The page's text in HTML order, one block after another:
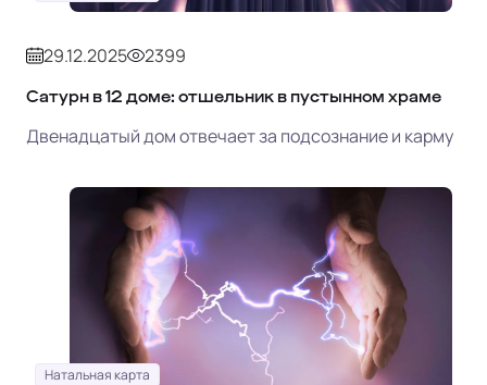
29.12.2025 2399
Сатурн в 12 доме: отшельник в пустынном храме
Двенадцатый дом отвечает за подсознание и карму
Натальная карта